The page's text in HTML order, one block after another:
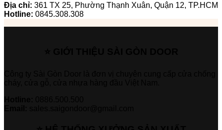
Địa chỉ: 361 TX 25, Phường Thạnh Xuân, Quận 12, TP.HCM
Hotline: 0845.308.308